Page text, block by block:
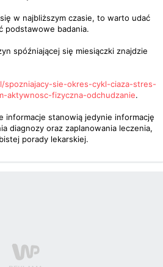
w najbliższym czasie, to warto udać
podstawowe badania.
spóźniającej się miesiączki znajdzie
sie-okres-cykl-ciaza-stres-
aktywnosc-fizyczna-odchudzanie.
informacje stanowią jedynie informację
diagnozy oraz zaplanowania leczenia,
porady lekarskiej.